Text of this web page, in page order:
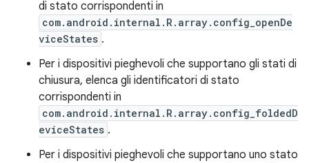
di stato corrispondenti in
com.android.internal.R.array.config_openDe
viceStates .
Per i dispositivi pieghevoli che supportano gli stati di
chiusura, elenca gli identificatori di stato
corrispondenti in
com.android.internal.R.array.config_foldedD
eviceStates .
Per i dispositivi pieghevoli che supportano uno stato